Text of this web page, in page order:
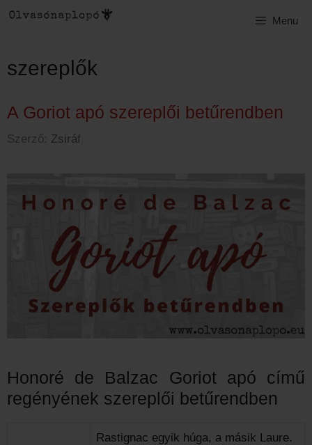
Kilépés
Menu
szereplők
A Goriot apó szereplői betűrendben
Szerző: Zsiráf
Honoré de Balzac Goriot apó című
regényének szereplői betűrendben
Rastignac egyik húga, a másik Laure.